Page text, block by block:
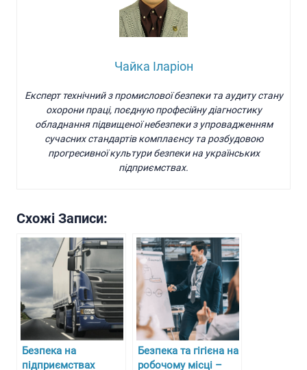
Чайка Іларіон
Експерт технічний з промислової безпеки та аудиту стану
охорони праці, поєдную професійну діагностику
обладнання підвищеної небезпеки з упровадженням
сучасних стандартів комплаєнсу та розбудовою
прогресивної культури безпеки на українських
підприємствах.
Схожі Записи:
Безпека на
підприємствах
Безпека та гігієна на
робочому місці –